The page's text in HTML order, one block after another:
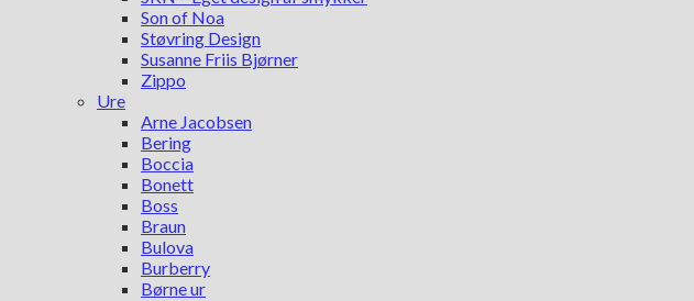
Son of Noa
Støvring Design
Susanne Friis Bjørner
Zippo
Ure
Arne Jacobsen
Bering
Boccia
Bonett
Boss
Braun
Bulova
Burberry
Børne ur